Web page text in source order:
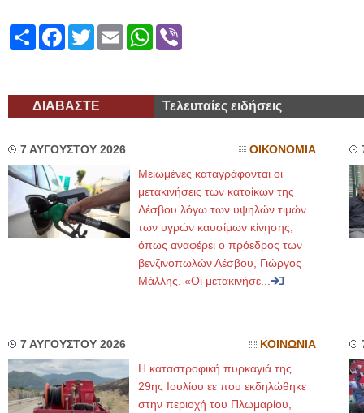
ShareFacebook
TwitterEmailWhatsApp
ΔΙΑΒΑΣΤΕ Τελευταίες ειδήσεις
7 ΑΥΓΟΥΣΤΟΥ 2026 ΟΙΚΟΝΟΜΙΑ
Μειωμένες καταγράφονται οι
μετακινήσεις των κατοίκων της
Λέσβου λόγω των υψηλών τιμών
των υγρών καυσίμων κίνησης,
όπως αναφέρει ο πρόεδρος των
βενζινοπωλών Λέσβου, Γιώργος
Μάλλης. «Οι μετακινήσε...
7 ΑΥΓΟΥΣΤΟΥ 2026 ΚΟΙΝΩΝΙΑ
Η καταστροφική πυρκαγιά της
29ης Ιουλίου εε που εκδηλώθηκε
στην περιοχή του Πλωμαρίου,